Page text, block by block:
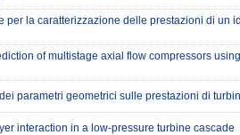
per la caratterizzazione delle prestazioni di un
of multistage axial flow compressors
parametri geometrici sulle prestazioni di
interaction in a low-pressure turbine cascade